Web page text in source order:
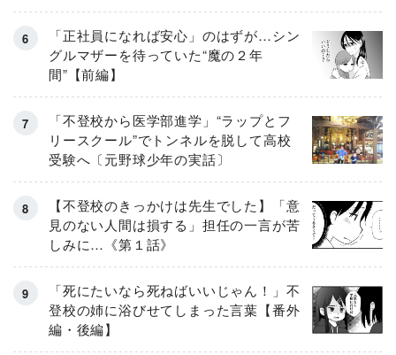
「正社員になれば安心」のはずが…シン
グルマザーを待っていた“魔の２年
間”【前編】
「不登校から医学部進学」“ラップとフ
リースクール”でトンネルを脱して高校
受験へ〔元野球少年の実話〕
【不登校のきっかけは先生でした】「意
見のない人間は損する」担任の一言が苦
しみに…《第１話》
「死にたいなら死ねばいいじゃん！」不
登校の姉に浴びせてしまった言葉【番外
編・後編】